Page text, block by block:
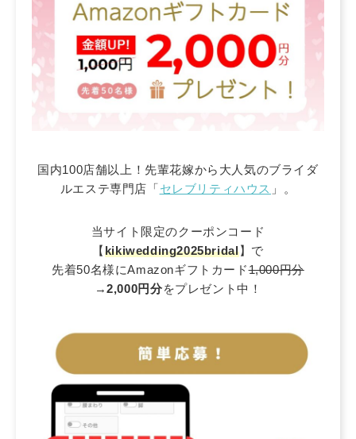
国内100店舗以上！先輩花嫁から大人気のブライダ
ルエステ専門店「セレブリティハウス 」。
当サイト限定のクーポンコード
【kikiwedding2025bridal】で
先着50名様にAmazonギフトカード1,000円分
→2,000円分をプレゼント中！